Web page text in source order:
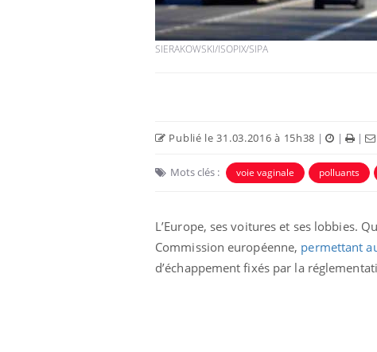
SIERAKOWSKI/ISOPIX/SIPA
Publié le 31.03.2016 à 15h38 | | |
Mots clés : voie vaginale polluants
L’Europe, ses voitures et ses lobbies.
Commission européenne, permettant
d’échappement fixés par la
Grossesse à risque : ce jus
naturel attire l'attention
des chercheurs